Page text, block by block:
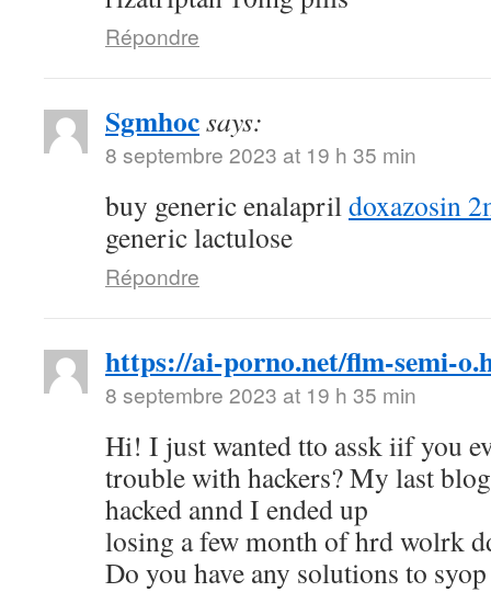
Répondre
Sgmhocsays:
8 septembre 2023 at 19 h 35 min
buy generic enalaprildoxazosin
generic lactulose
Répondre
https://ai-porno.net/flm-semi-
8 septembre 2023 at 19 h 35 min
Hi! I just wanted tto assk iif you
trouble with hackers? My last
hacked annd I ended up
losing a few month of hrd wolrk
Do you have any solutions to syop